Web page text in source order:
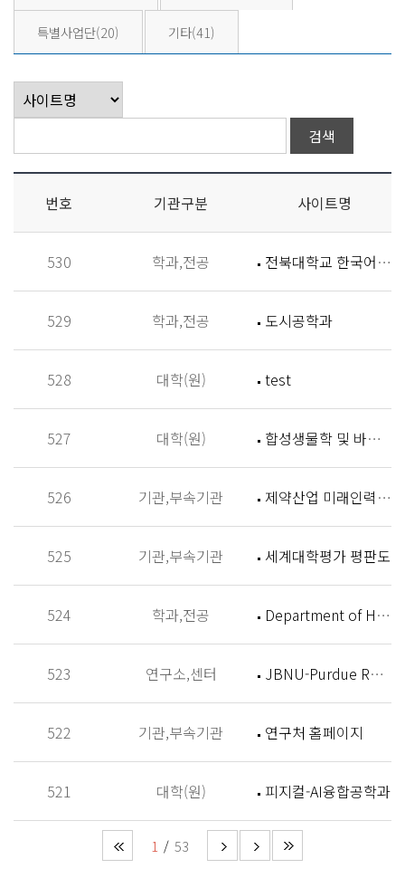
특별사업단(20) 기타(41)
번호 기관구분 사이트명
530 학과,전공 전북대학교 한국어학과
529 학과,전공 도시공학과
528 대학(원) test
527 대학(원) 합성생물학 및 바이오신소재개발 연구실 (Synthetic Biology and Biomaterials Lab,SBBL)
526 기관,부속기관 제약산업 미래인력 양성센터 홈페이지
525 기관,부속기관 세계대학평가 평판도
524 학과,전공 Department of History
523 연구소,센터 JBNU-Purdue Research Institute (JPRI)
522 기관,부속기관 연구처 홈페이지
521 대학(원) 피지컬-AI융합공학과
1 53